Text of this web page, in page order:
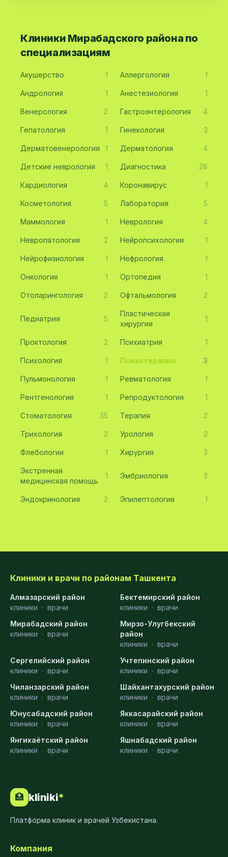
Клиники Мирабадского района по
специализациям
Акушерство 1 Аллергология 1
Андрология 1 Анестезиология 1
Венерология 2 Гастроэнтерология 4
Гепатология 1 Гинекология 3
Дерматовенерология 1 Дерматология 4
Детские неврология 1 Диагностика 28
Кардиология 4 Коронавирус 1
Косметология 5 Лаборатория 5
Маммология 1 Неврология 4
Невропатология 2 Нейропсихология 1
Нейрофизиология 1 Нефрология 1
Онкология 1 Ортопедия 1
Отоларингология 2 Офтальмология 2
Педиатрия 5
Пластическая
хирургия
1
Проктология 2 Психиатрия 1
Психология 1 Психотерапия 3
Пульмонология 1 Ревматология 1
Рентгенология 1 Репродуктология 1
Стоматология 35 Терапия 2
Трихология 2 Урология 2
Флебология 1 Хирургия 3
Экстренная
медицинская помощь
1 Эмбриология 3
Эндокринология 2 Эпилептология 1
Клиники и врачи по районам Ташкента
Алмазарский район
клиники · врачи
Бектемирский район
клиники · врачи
Мирабадский район
клиники · врачи
Мирзо-Улугбекский
район
клиники · врачи
Сергелийский район
клиники · врачи
Учтепинский район
клиники · врачи
Чиланзарский район
клиники · врачи
Шайхантахурский район
клиники · врачи
Юнусабадский район
клиники · врачи
Яккасарайский район
клиники · врачи
Янгихаётский район
клиники · врачи
Яшнабадский район
клиники · врачи
🏥 kliniki*
Платформа клиник и врачей Узбекистана.
Компания